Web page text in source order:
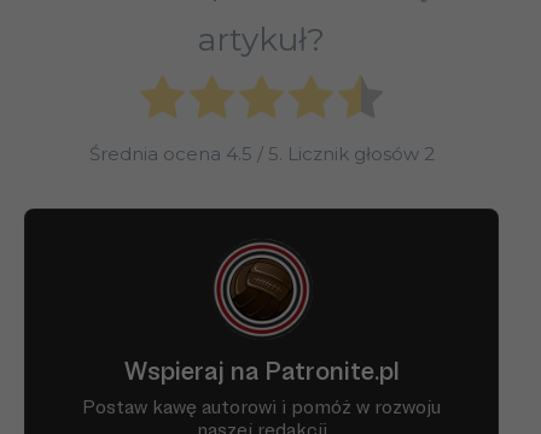
artykuł?
Średnia ocena 4.5 / 5. Licznik głosów 2